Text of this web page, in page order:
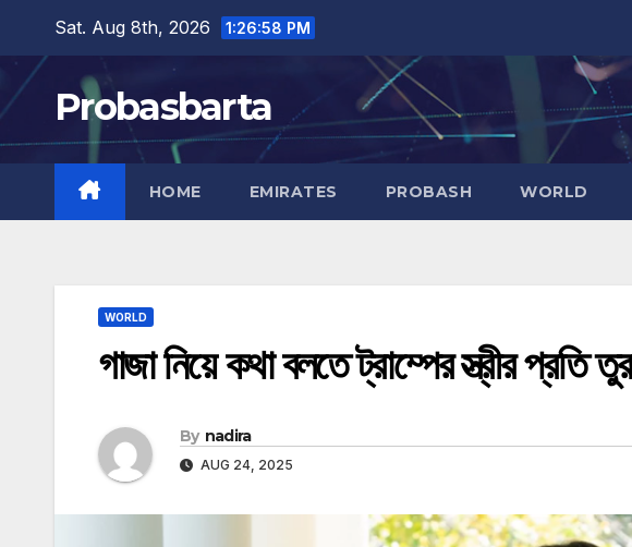
content
Sat. Aug 8th, 2026 1:26:59 PM
Probasbarta
HOME EMIRATES PROBASH WORLD
WORLD
গাজা নিয়ে কথা বলতে ট্রাম্পের স্ত্রীর প্রতি
By nadira
AUG 24, 2025